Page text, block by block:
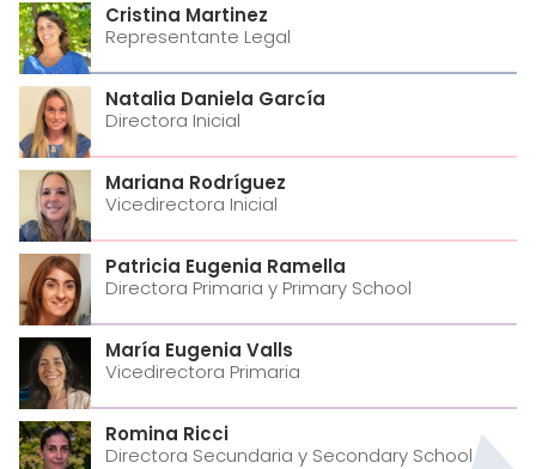
Cristina Martinez
Representante Legal
Natalia Daniela García
Directora Inicial
Mariana Rodríguez
Vicedirectora Inicial
Patricia Eugenia Ramella
Directora Primaria y Primary School
María Eugenia Valls
Vicedirectora Primaria
Romina Ricci
Directora Secundaria y Secondary School